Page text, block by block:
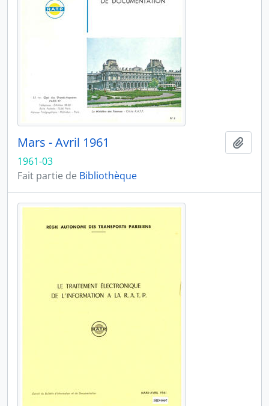
Mars - Avril 1961
1961-03
Fait partie de Bibliothèque